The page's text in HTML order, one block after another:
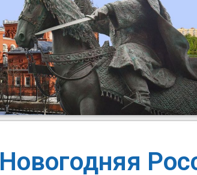
Новогодняя